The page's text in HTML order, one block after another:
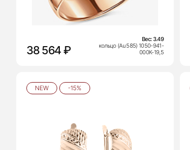
38 564 ₽
Вес:3.49
кольцо (Au 585) 1050-941-
000К-19,5
NEW -15%